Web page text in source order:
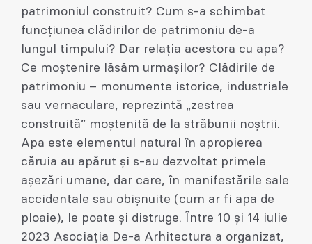
patrimoniul construit? Cum s-a schimbat
funcțiunea clădirilor de patrimoniu de-a
lungul timpului? Dar relația acestora cu apa?
Ce moștenire lăsăm urmașilor? Clădirile de
patrimoniu – monumente istorice, industriale
sau vernaculare, reprezintă „zestrea
construită” moștenită de la străbunii noștrii.
Apa este elementul natural în apropierea
căruia au apărut și s-au dezvoltat primele
așezări umane, dar care, în manifestările sale
accidentale sau obișnuite (cum ar fi apa de
ploaie), le poate și distruge. Între 10 și 14 iulie
2023 Asociaţia De-a Arhitectura a organizat,